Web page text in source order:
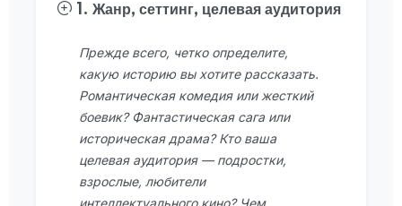
1. Жанр, сеттинг, целевая аудитория
Прежде всего, четко определите,
какую историю вы хотите рассказать.
Романтическая комедия или жесткий
боевик? Фантастическая сага или
историческая драма? Кто ваша
целевая аудитория — подростки,
взрослые, любители
интеллектуального кино? Чем